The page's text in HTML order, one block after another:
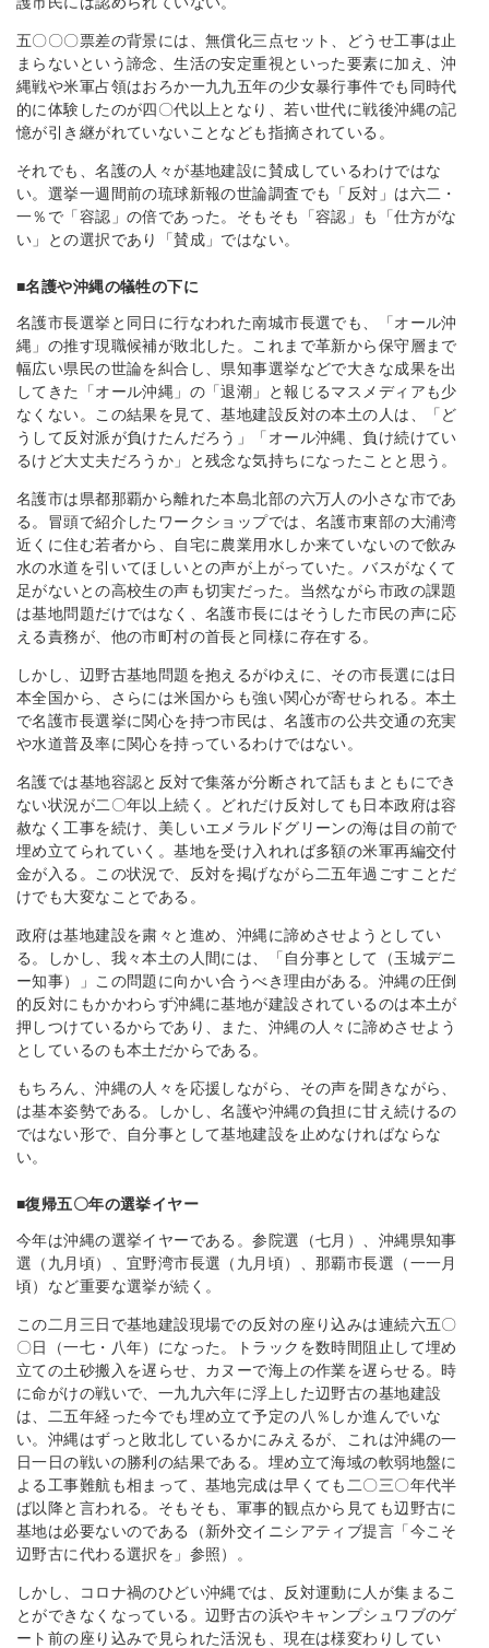
五〇〇〇票差の背景には、無償化三点セット、どうせ工事は止
まらないという諦念、生活の安定重視といった要素に加え、沖
縄戦や米軍占領はおろか一九九五年の少女暴行事件でも同時代
的に体験したのが四〇代以上となり、若い世代に戦後沖縄の記
憶が引き継がれていないことなども指摘されている。
それでも、名護の人々が基地建設に賛成しているわけではな
い。選挙一週間前の琉球新報の世論調査でも「反対」は六二・
一％で「容認」の倍であった。そもそも「容認」も「仕方がな
い」との選択であり「賛成」ではない。
■名護や沖縄の犠牲の下に
名護市長選挙と同日に行なわれた南城市長選でも、「オール沖
縄」の推す現職候補が敗北した。これまで革新から保守層まで
幅広い県民の世論を糾合し、県知事選挙などで大きな成果を出
してきた「オール沖縄」の「退潮」と報じるマスメディアも少
なくない。この結果を見て、基地建設反対の本土の人は、「ど
うして反対派が負けたんだろう」「オール沖縄、負け続けてい
るけど大丈夫だろうか」と残念な気持ちになったことと思う。
名護市は県都那覇から離れた本島北部の六万人の小さな市であ
る。冒頭で紹介したワークショップでは、名護市東部の大浦湾
近くに住む若者から、自宅に農業用水しか来ていないので飲み
水の水道を引いてほしいとの声が上がっていた。バスがなくて
足がないとの高校生の声も切実だった。当然ながら市政の課題
は基地問題だけではなく、名護市長にはそうした市民の声に応
える責務が、他の市町村の首長と同様に存在する。
しかし、辺野古基地問題を抱えるがゆえに、その市長選には日
本全国から、さらには米国からも強い関心が寄せられる。本土
で名護市長選挙に関心を持つ市民は、名護市の公共交通の充実
や水道普及率に関心を持っているわけではない。
名護では基地容認と反対で集落が分断されて話もまともにでき
ない状況が二〇年以上続く。どれだけ反対しても日本政府は容
赦なく工事を続け、美しいエメラルドグリーンの海は目の前で
埋め立てられていく。基地を受け入れれば多額の米軍再編交付
金が入る。この状況で、反対を掲げながら二五年過ごすことだ
けでも大変なことである。
政府は基地建設を粛々と進め、沖縄に諦めさせようとしてい
る。しかし、我々本土の人間には、「自分事として（玉城デニ
ー知事）」この問題に向かい合うべき理由がある。沖縄の圧倒
的反対にもかかわらず沖縄に基地が建設されているのは本土が
押しつけているからであり、また、沖縄の人々に諦めさせよう
としているのも本土だからである。
もちろん、沖縄の人々を応援しながら、その声を聞きながら、
は基本姿勢である。しかし、名護や沖縄の負担に甘え続けるの
ではない形で、自分事として基地建設を止めなければならな
い。
■復帰五〇年の選挙イヤー
今年は沖縄の選挙イヤーである。参院選（七月）、沖縄県知事
選（九月頃）、宜野湾市長選（九月頃）、那覇市長選（一一月
頃）など重要な選挙が続く。
この二月三日で基地建設現場での反対の座り込みは連続六五〇
〇日（一七・八年）になった。トラックを数時間阻止して埋め
立ての土砂搬入を遅らせ、カヌーで海上の作業を遅らせる。時
に命がけの戦いで、一九九六年に浮上した辺野古の基地建設
は、二五年経った今でも埋め立て予定の八％しか進んでいな
い。沖縄はずっと敗北しているかにみえるが、これは沖縄の一
日一日の戦いの勝利の結果である。埋め立て海域の軟弱地盤に
よる工事難航も相まって、基地完成は早くても二〇三〇年代半
ば以降と言われる。そもそも、軍事的観点から見ても辺野古に
基地は必要ないのである（新外交イニシアティブ提言「今こそ
辺野古に代わる選択を」参照）。
しかし、コロナ禍のひどい沖縄では、反対運動に人が集まるこ
とができなくなっている。辺野古の浜やキャンプシュワブのゲ
ート前の座り込みで見られた活況も、現在は様変わりしてい